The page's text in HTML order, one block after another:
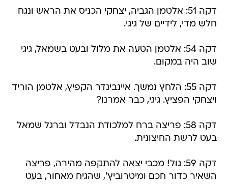
דקה 51: אלטמן הגביה, יצחקי הכניס את הראש ונגח
חלש מדי, לידיים של גיגי.
דקה 54: אלטמן הטעה את מלול ובעט בשמאל, גיגי
שוב היה במקום.
דקה 55: הלחץ נמשך. איינבינדר הקפיץ, אלטמן הוריד
ויצחקי הפציץ. גיגי, כבר אמרנו?
דקה 58: פריצה ברח למלכודת הנבדל וברגל שמאל
בעט לרשת החיצונית.
דקה 59: גול! מכבי יצאה להתקפה מהירה, פריצה
השאיר כדור חכם ומיטרוביץ', שהגיח מאחור, בעט